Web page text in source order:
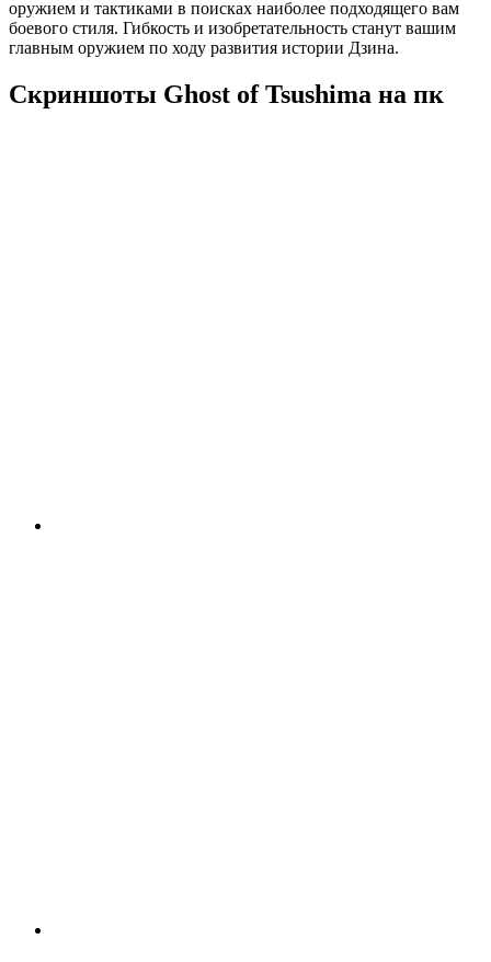
оружием и тактиками в поисках наиболее подходящего вам
боевого стиля. Гибкость и изобретательность станут вашим
главным оружием по ходу развития истории Дзина.
Скриншоты Ghost of Tsushima на пк